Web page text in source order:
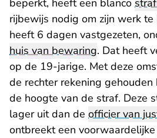
beperkt, heeft een blanco
rijbewijs nodig om zijn werk te
heeft 6 dagen vastgezeten,
huis van bewaring. Dat heeft
op de 19-jarige. Met deze
de rechter rekening
de hoogte van de straf. Deze
lager uit dan de officier van
ontbreekt een